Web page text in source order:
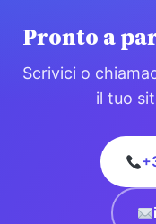
Pronto a
Scrivici o
il tuo